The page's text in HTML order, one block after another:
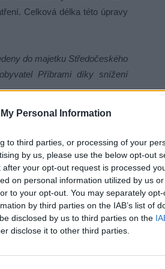
Personal Information
to third parties, or processing of your
by us, please use the below opt-out
your opt-out request is processed
on personal information utilized by us
to your opt-out. You may separately
by third parties on the IAB’s list of
disclosed by us to third parties on the
disclose it to other third parties.
Celková délka této úpravy
do majetku Středočeského
Příbrami díky snížení
protihlukové stěny v délce
Ve druhé části, mezi
metrů, což místní považují za
měření hluku. Pokud limity
Příbram si v roce 2021
za podmínky základní